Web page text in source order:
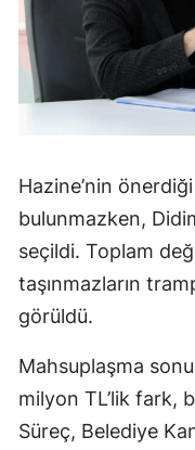
Hazine’nin
bulunmazken,
seçildi. Toplam
taşınmazların
görüldü.
Mahsuplaşma
milyon TL’lik fark,
Süreç, Belediye